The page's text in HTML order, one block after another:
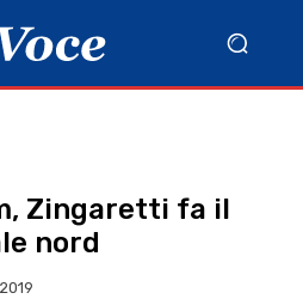
Zingaretti fa il
nord